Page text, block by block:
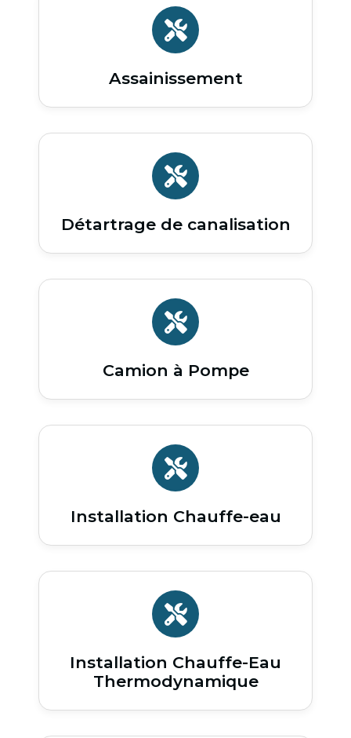
Assainissement
Détartrage de canalisation
Camion à Pompe
Installation Chauffe-eau
Installation Chauffe-Eau
Thermodynamique